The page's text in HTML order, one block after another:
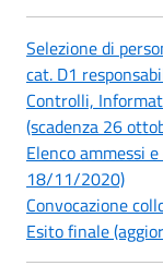
Selezione di
cat. D1
Controlli,
(scadenza 26
Elenco ammessi
18/11/2020)
Convocazione
Esito finale